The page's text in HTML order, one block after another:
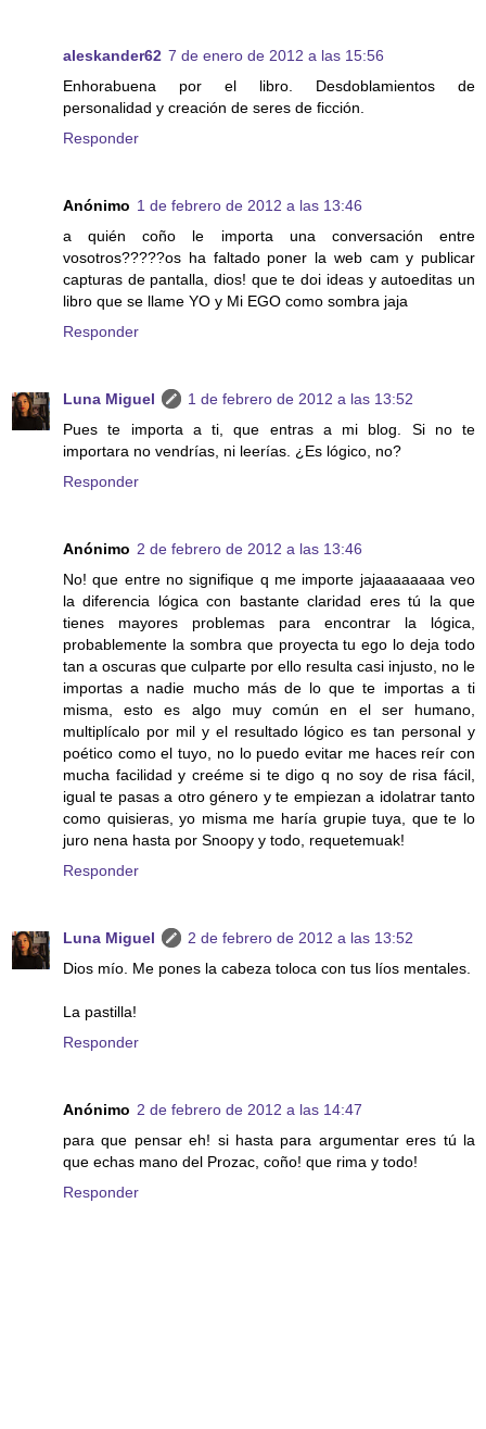
aleskander62 7 de enero de 2012 a las 15:56
Enhorabuena por el libro. Desdoblamientos de
personalidad y creación de seres de ficción.
Responder
Anónimo 1 de febrero de 2012 a las 13:46
a quién coño le importa una conversación entre
vosotros?????os ha faltado poner la web cam y publicar
capturas de pantalla, dios! que te doi ideas y autoeditas un
libro que se llame YO y Mi EGO como sombra jaja
Responder
Luna Miguel
1 de febrero de 2012 a las 13:52
Pues te importa a ti, que entras a mi blog. Si no te
importara no vendrías, ni leerías. ¿Es lógico, no?
Responder
Anónimo 2 de febrero de 2012 a las 13:46
No! que entre no signifique q me importe jajaaaaaaaa veo
la diferencia lógica con bastante claridad eres tú la que
tienes mayores problemas para encontrar la lógica,
probablemente la sombra que proyecta tu ego lo deja todo
tan a oscuras que culparte por ello resulta casi injusto, no le
importas a nadie mucho más de lo que te importas a ti
misma, esto es algo muy común en el ser humano,
multiplícalo por mil y el resultado lógico es tan personal y
poético como el tuyo, no lo puedo evitar me haces reír con
mucha facilidad y creéme si te digo q no soy de risa fácil,
igual te pasas a otro género y te empiezan a idolatrar tanto
como quisieras, yo misma me haría grupie tuya, que te lo
juro nena hasta por Snoopy y todo, requetemuak!
Responder
Luna Miguel
2 de febrero de 2012 a las 13:52
Dios mío. Me pones la cabeza toloca con tus líos mentales.
La pastilla!
Responder
Anónimo 2 de febrero de 2012 a las 14:47
para que pensar eh! si hasta para argumentar eres tú la
que echas mano del Prozac, coño! que rima y todo!
Responder